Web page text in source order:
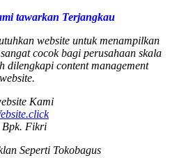
tawarkan Terjangkau
website untuk menampilkan
cocok bagi perusahaan skala
dilengkapi content management
Kami
Bpk. Fikri